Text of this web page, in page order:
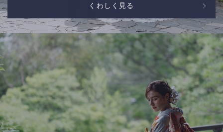
くわしく見る